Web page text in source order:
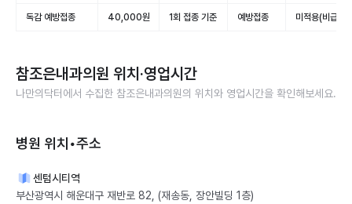
독감 예방접종 40,000원 1회 접종 기준 예방접종 미적용(비급여)
참조은내과의원 위치·영업시간
나만의닥터에서 수집한 참조은내과의원의 위치와 영업시간을 확인해보세요.
병원 위치•주소
센텀시티역
부산광역시 해운대구 재반로 82, (재송동, 장안빌딩 1층)